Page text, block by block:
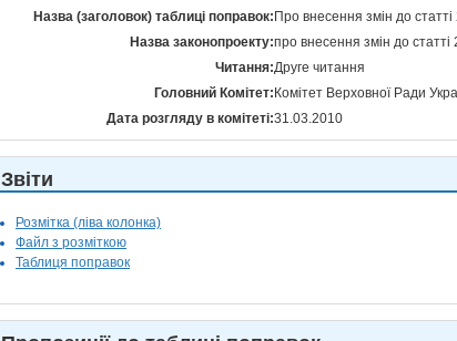
Назва (заголовок) таблиці поправок: Про внесення змін до
Назва законопроекту:про внесення змін до
Читання:Друге читання
Головний Комітет: Комітет Верховної Ради
Дата розгляду в комітеті:31.03.2010
Звіти
Розмітка (ліва колонка)
Файл з розміткою
Таблиця поправок